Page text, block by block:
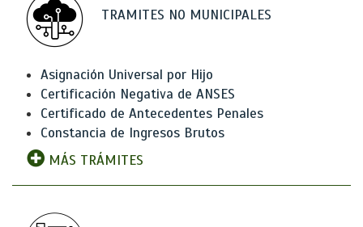
TRAMITES NO MUNICIPALES
Asignación Universal por Hijo
Certificación Negativa de ANSES
Certificado de Antecedentes Penales
Constancia de Ingresos Brutos
MÁS TRÁMITES